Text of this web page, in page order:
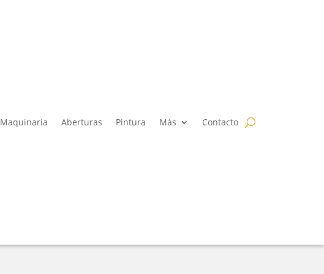
Maquinaria Aberturas Pintura Más Contacto